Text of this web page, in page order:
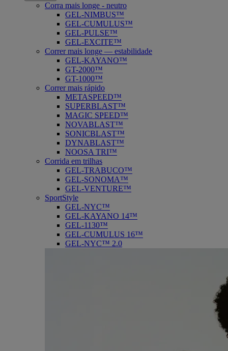
Corra mais longe - neutro
GEL-NIMBUS™
GEL-CUMULUS™
GEL-PULSE™
GEL-EXCITE™
Correr mais longe — estabilidade
GEL-KAYANO™
GT-2000™
GT-1000™
Correr mais rápido
METASPEED™
SUPERBLAST™
MAGIC SPEED™
NOVABLAST™
SONICBLAST™
DYNABLAST™
NOOSA TRI™
Corrida em trilhas
GEL-TRABUCO™
GEL-SONOMA™
GEL-VENTURE™
SportStyle
GEL-NYC™
GEL-KAYANO 14™
GEL-1130™
GEL-CUMULUS 16™
GEL-NYC™ 2.0